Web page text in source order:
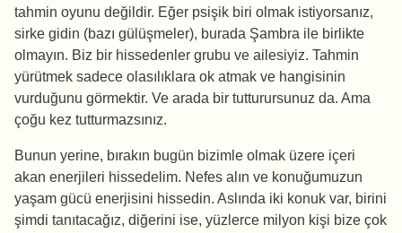
tahmin oyunu değildir. Eğer psişik biri olmak istiyorsanız,
sirke gidin (bazı gülüşmeler), burada Şambra ile birlikte
olmayın. Biz bir hissedenler grubu ve ailesiyiz. Tahmin
yürütmek sadece olasılıklara ok atmak ve hangisinin
vurduğunu görmektir. Ve arada bir tutturursunuz da. Ama
çoğu kez tutturmazsınız.
Bunun yerine, bırakın bugün bizimle olmak üzere içeri
akan enerjileri hissedelim. Nefes alın ve konuğumuzun
yaşam gücü enerjisini hissedin. Aslında iki konuk var, birini
şimdi tanıtacağız, diğerini ise, yüzlerce milyon kişi bize çok